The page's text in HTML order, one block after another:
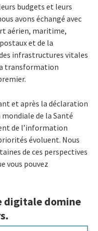
budgets et leurs
avons échangé avec
aérien, maritime,
et de la
infrastructures vitales
transformation
et après la déclaration
de la Santé
de l’information
évoluent. Nous
de ces perspectives
vous pouvez
digitale domine